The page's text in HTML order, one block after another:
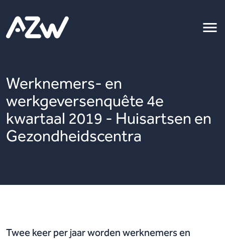
Werknemers- en
werkgeversenquête 4e
kwartaal 2019 - Huisartsen en
Gezondheidscentra
Twee keer per jaar worden werknemers en